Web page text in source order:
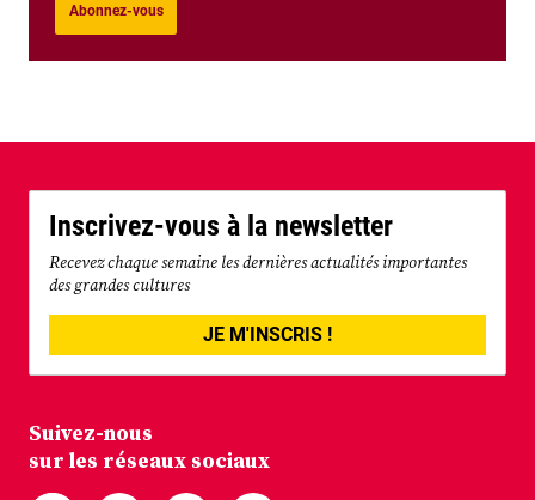
Abonnez-vous
Inscrivez-vous à la newsletter
Recevez chaque semaine les dernières actualités importantes
des grandes cultures
JE M'INSCRIS !
Suivez-nous
sur les réseaux sociaux